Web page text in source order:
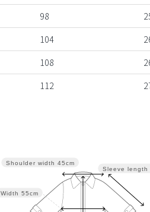
98
104
108
112
Sleeve length
Width 55cm
Shoulder width 45cm